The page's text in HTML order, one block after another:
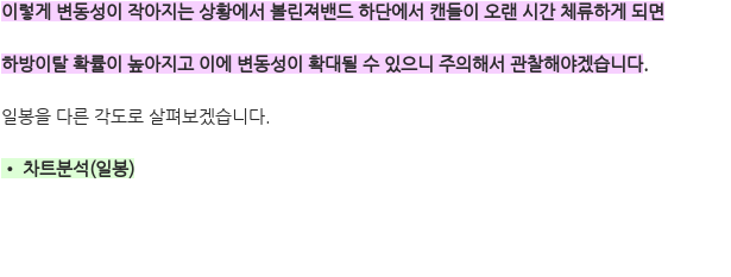
이렇게 변동성이 작아지는 상황에서 볼린져밴드 하단에서 캔들이 오랜 시간 체류하게 되면
하방이탈 확률이 높아지고 이에 변동성이 확대될 수 있으니 주의해서 관찰해야겠습니다.
일봉을 다른 각도로 살펴보겠습니다.
• 차트분석(일봉)